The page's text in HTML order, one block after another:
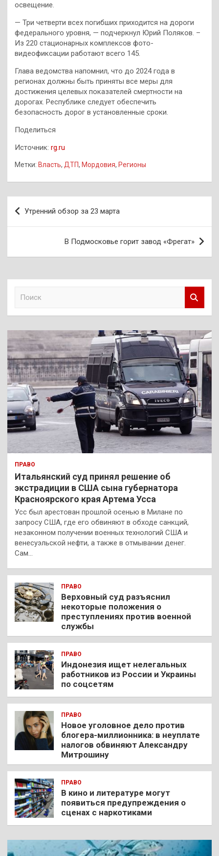
освещение.
— Три четверти всех погибших приходится на дороги
федерального уровня, — подчеркнул Юрий Поляков. –
Из 220 стационарных комплексов фото-
видеофиксации работают всего 145.
Глава ведомства напомнил, что до 2024 года в
регионах должны быть приняты все меры для
достижения целевых показателей смертности на
дорогах. Республике следует обеспечить
безопасность дорог в установленные сроки.
Поделиться
Источник: rg.ru
Метки: Власть, ДТП, Мордовия, Регионы
Навигация
по
Утренний обзор за 23 марта
В Подмосковье горит завод «Фрегат»
к
ПРАВО
Итальянский суд принял решение об
экстрадиции в США сына губернатора
Красноярского края Артема Усса
Усс был арестован прошлой осенью в Милане по
запросу США, где его обвиняют в обходе санкций,
незаконном получении военных технологий США и
венесуэльской нефти, а также в отмывании денег.
Сам…
ПРАВО
Верховный суд разъяснил
некоторые положения о
преступлениях против военной
службы
ПРАВО
Индонезия ищет нелегальных
работников из России и Украины
по соцсетям
ПРАВО
Новое уголовное дело против
блогера-миллионника: в неуплате
налогов обвиняют Александру
Митрошину
ПРАВО
В кино и литературе могут
появиться предупреждения о
сценах с наркотиками